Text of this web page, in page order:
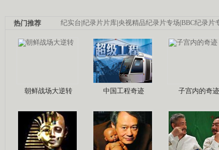
纪实台|纪录片片库|央视精品纪录片专场|BBC纪录片
热门推荐
朝鲜战场大逆转 中国工程奇迹 子宫内的奇迹